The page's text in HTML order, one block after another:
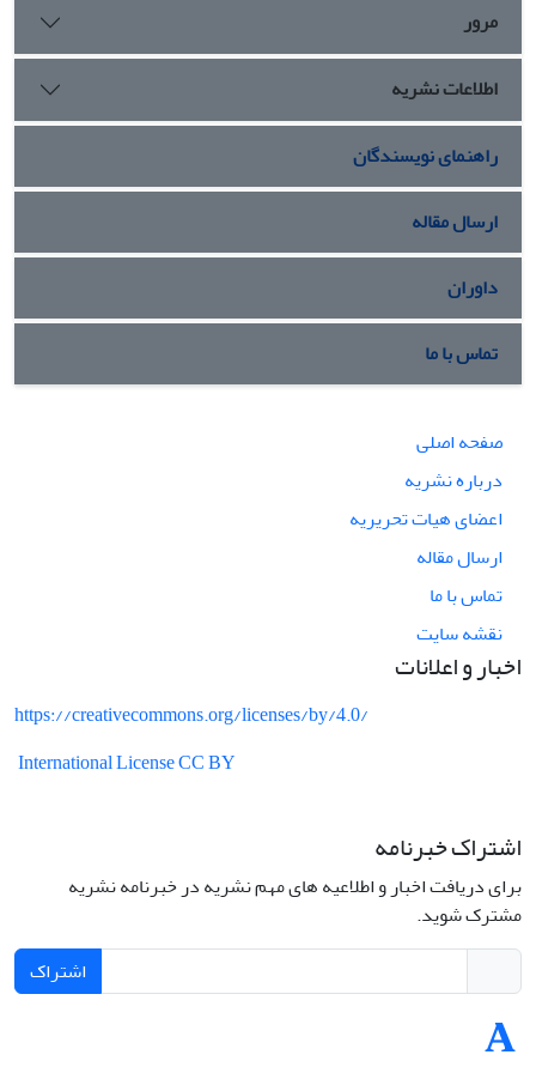
مرور
اطلاعات نشریه
راهنمای نویسندگان
ارسال مقاله
داوران
تماس با ما
صفحه اصلی
درباره نشریه
اعضای هیات تحریریه
ارسال مقاله
تماس با ما
نقشه سایت
اخبار و اعلانات
https://creativecommons.org/licenses/by/4.0/
International License CC BY
اشتراک خبرنامه
برای دریافت اخبار و اطلاعیه های مهم نشریه در خبرنامه نشریه
مشترک شوید.
اشتراک